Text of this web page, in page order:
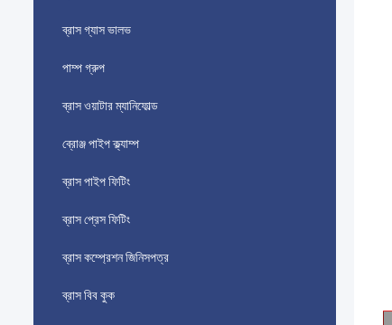
ব্রাস গ্যাস ভালভ
পাম্প গ্রুপ
ব্রাস ওয়াটার ম্যানিফোল্ড
ব্রোঞ্জ পাইপ ক্ল্যাম্প
ব্রাস পাইপ ফিটিং
ব্রাস প্রেস ফিটিং
ব্রাস কম্প্রেশন জিনিসপত্র
ব্রাস বিব কুক